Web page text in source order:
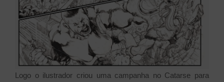
Logo o ilustrador criou uma campanha no Catarse para